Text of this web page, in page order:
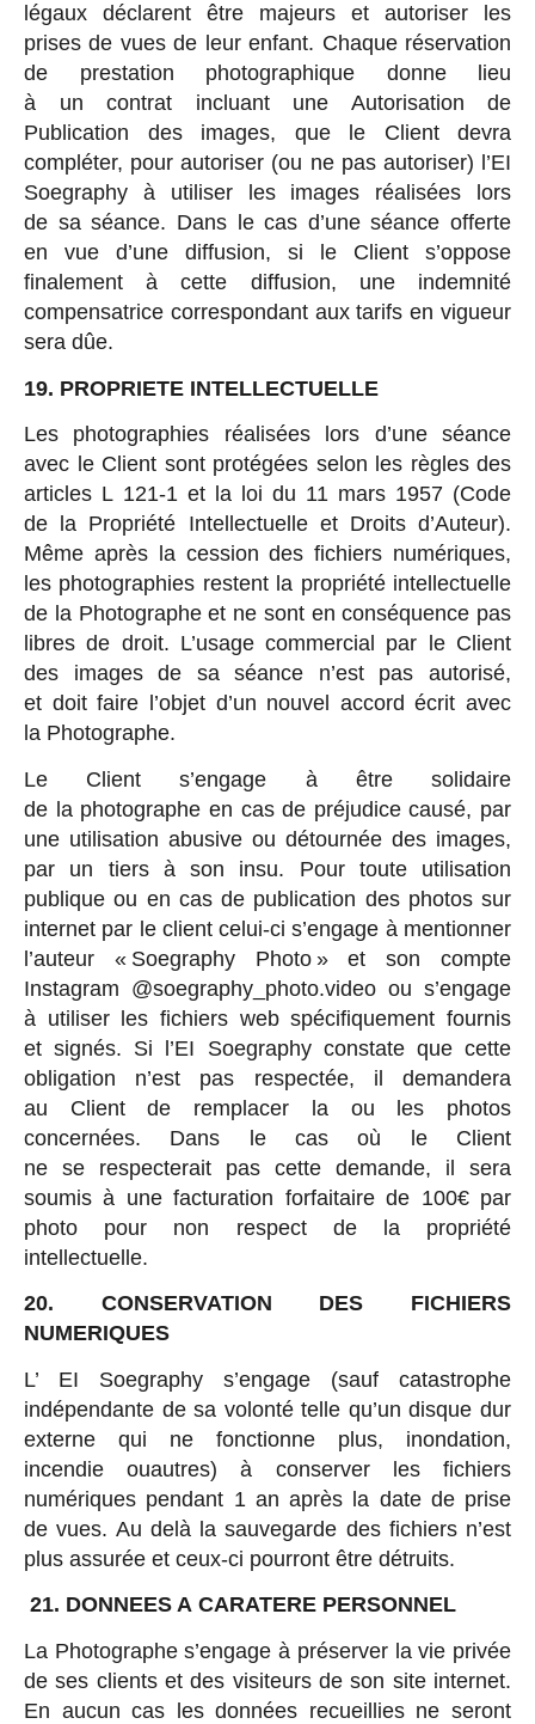
légaux déclarent être majeurs et autoriser les
prises de vues de leur enfant. Chaque réservation
de prestation photographique donne lieu
à un contrat incluant une Autorisation de
Publication des images, que le Client devra
compléter, pour autoriser (ou ne pas autoriser) l’EI
Soegraphy à utiliser les images réalisées lors
de sa séance. Dans le cas d’une séance offerte
en vue d’une diffusion, si le Client s’oppose
finalement à cette diffusion, une indemnité
compensatrice correspondant aux tarifs en vigueur
sera dûe.
19. PROPRIETE INTELLECTUELLE
Les photographies réalisées lors d’une séance
avec le Client sont protégées selon les règles des
articles L 121-1 et la loi du 11 mars 1957 (Code
de la Propriété Intellectuelle et Droits d’Auteur).
Même après la cession des fichiers numériques,
les photographies restent la propriété intellectuelle
de la Photographe et ne sont en conséquence pas
libres de droit. L’usage commercial par le Client
des images de sa séance n’est pas autorisé,
et doit faire l’objet d’un nouvel accord écrit avec
la Photographe.
Le Client s’engage à être solidaire
de la photographe en cas de préjudice causé, par
une utilisation abusive ou détournée des images,
par un tiers à son insu. Pour toute utilisation
publique ou en cas de publication des photos sur
internet par le client celui-ci s’engage à mentionner
l’auteur « Soegraphy Photo » et son compte
Instagram @soegraphy_photo.video ou s’engage
à utiliser les fichiers web spécifiquement fournis
et signés. Si l’EI Soegraphy constate que cette
obligation n’est pas respectée, il demandera
au Client de remplacer la ou les photos
concernées. Dans le cas où le Client
ne se respecterait pas cette demande, il sera
soumis à une facturation forfaitaire de 100€ par
photo pour non respect de la propriété
intellectuelle.
20. CONSERVATION DES FICHIERS
NUMERIQUES
L’ EI Soegraphy s’engage (sauf catastrophe
indépendante de sa volonté telle qu’un disque dur
externe qui ne fonctionne plus, inondation,
incendie ouautres) à conserver les fichiers
numériques pendant 1 an après la date de prise
de vues. Au delà la sauvegarde des fichiers n’est
plus assurée et ceux-ci pourront être détruits.
21. DONNEES A CARATERE PERSONNEL
La Photographe s’engage à préserver la vie privée
de ses clients et des visiteurs de son site internet.
En aucun cas les données recueillies ne seront